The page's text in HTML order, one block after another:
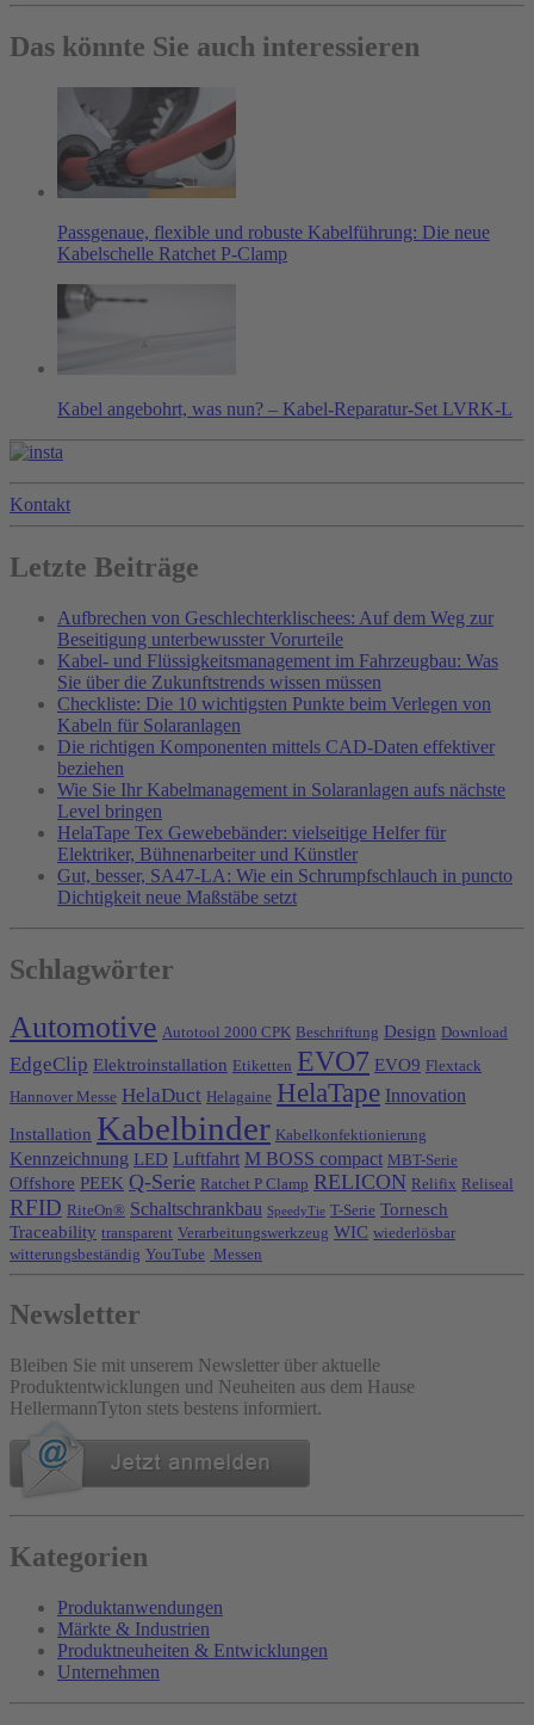
Das könnte Sie auch interessieren
Passgenaue, flexible und robuste Kabelführung: Die neue
Kabelschelle Ratchet P-Clamp
Kabel angebohrt, was nun? – Kabel-Reparatur-Set LVRK-L
Kontakt
Letzte Beiträge
Aufbrechen von Geschlechterklischees: Auf dem Weg zur
Beseitigung unterbewusster Vorurteile
Kabel- und Flüssigkeitsmanagement im Fahrzeugbau: Was
Sie über die Zukunftstrends wissen müssen
Checkliste: Die 10 wichtigsten Punkte beim Verlegen von
Kabeln für Solaranlagen
Die richtigen Komponenten mittels CAD-Daten effektiver
beziehen
Wie Sie Ihr Kabelmanagement in Solaranlagen aufs nächste
Level bringen
HelaTape Tex Gewebebänder: vielseitige Helfer für
Elektriker, Bühnenarbeiter und Künstler
Gut, besser, SA47-LA: Wie ein Schrumpfschlauch in puncto
Dichtigkeit neue Maßstäbe setzt
Schlagwörter
Automotive Autotool 2000 CPK Beschriftung Design Download
EdgeClip Elektroinstallation Etiketten EVO7 EVO9 Flextack
Hannover Messe HelaDuct Helagaine HelaTape Innovation
Installation Kabelbinder Kabelkonfektionierung
Kennzeichnung LED Luftfahrt M BOSS compact MBT-Serie
Offshore PEEK Q-Serie Ratchet P Clamp RELICON Relifix Reliseal
RFID RiteOn® Schaltschrankbau SpeedyTie T-Serie Tornesch
Traceability transparent Verarbeitungswerkzeug WIC wiederlösbar
witterungsbeständig YouTube Messen
Newsletter
Bleiben Sie mit unserem Newsletter über aktuelle
Produktentwicklungen und Neuheiten aus dem Hause
HellermannTyton stets bestens informiert.
Kategorien
Produktanwendungen
Märkte & Industrien
Produktneuheiten & Entwicklungen
Unternehmen